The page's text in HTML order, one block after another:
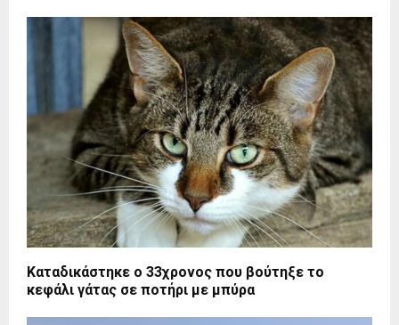
Καταδικάστηκε ο 33χρονος που βούτηξε το
κεφάλι γάτας σε ποτήρι με μπύρα